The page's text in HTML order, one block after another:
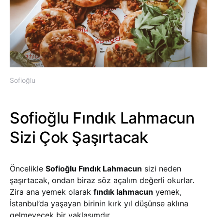
Sofioğlu
Sofioğlu Fındık Lahmacun
Sizi Çok Şaşırtacak
Öncelikle Sofioğlu Fındık Lahmacun sizi neden
şaşırtacak, ondan biraz söz açalım değerli okurlar.
Zira ana yemek olarak fındık lahmacun yemek,
İstanbul’da yaşayan birinin kırk yıl düşünse aklına